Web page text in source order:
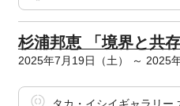
杉浦邦恵 「境界と共存
2025年7月19日（土） ～ 2025